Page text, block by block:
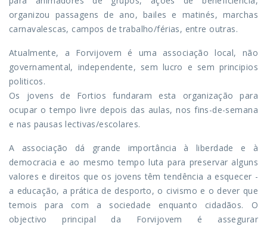
organizou passagens de ano, bailes e matinés, marchas
carnavalescas, campos de trabalho/férias, entre outras.
Atualmente, a Forvijovem é uma associação local, não
governamental, independente, sem lucro e sem principios
politicos.
Os jovens de Fortios fundaram esta organização para
ocupar o tempo livre depois das aulas, nos fins-de-semana
e nas pausas lectivas/escolares.
A associação dá grande importância à liberdade e à
democracia e ao mesmo tempo luta para preservar alguns
valores e direitos que os jovens têm tendência a esquecer -
a educação, a prática de desporto, o civismo e o dever que
temois para com a sociedade enquanto cidadãos. O
objectivo principal da Forvijovem é assegurar